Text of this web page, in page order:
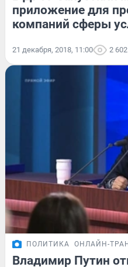
приложение для
компаний сферы
21 декабря, 2018, 11:00 2 602
ПОЛИТИКА ОНЛАЙН-
Владимир Путин